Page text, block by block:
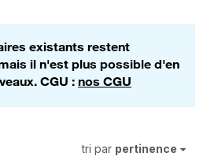
existants restent
il n'est plus possible d'en
CGU : nos CGU